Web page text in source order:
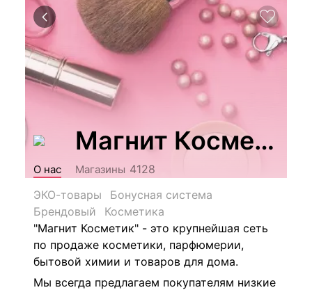
Магнит Косметик
О нас Магазины 4128
ЭКО-товары
Бонусная система
Брендовый
Косметика
"Магнит Косметик" - это крупнейшая сеть
по продаже косметики, парфюмерии,
бытовой химии и товаров для дома.
Мы всегда предлагаем покупателям низкие